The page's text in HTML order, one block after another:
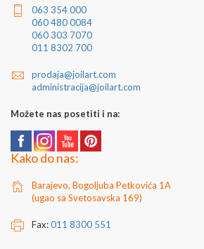
063 354 000
060 480 0084
060 303 7070
011 8302 700
prodaja@joilart.com
administracija@joilart.com
Možete nas posetiti i na:
Kako do nas:
Barajevo, Bogoljuba Petkovića 1A
(ugao sa Svetosavska 169)
Fax:011 8300 551